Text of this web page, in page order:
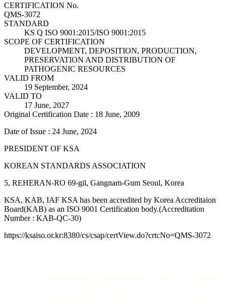
CERTIFICATION No.
QMS-3072
STANDARD
KS Q ISO 9001:2015/ISO 9001:2015
SCOPE OF CERTIFICATION
DEVELOPMENT, DEPOSITION, PRODUCTION,
PRESERVATION AND DISTRIBUTION OF
PATHOGENIC RESOURCES
VALID FROM
19 September, 2024
VALID TO
17 June, 2027
Original Certification Date : 18 June, 2009
Date of Issue : 24 June, 2024
PRESIDENT OF KSA
KOREAN STANDARDS ASSOCIATION
5, REHERAN-RO 69-gil, Gangnam-Gum Seoul, Korea
KSA, KAB, IAF KSA has been accredited by Korea Accreditaion
Board(KAB) as an ISO 9001 Certification body.(Accreditation
Number : KAB-QC-30)
https://ksaiso.or.kr:8380/cs/csap/certView.do?crtcNo=QMS-3072